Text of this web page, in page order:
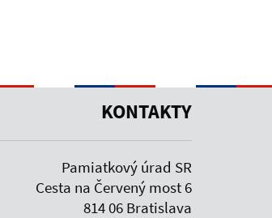
KONTAKTY
Pamiatkový úrad SR
Cesta na Červený most 6
814 06 Bratislava